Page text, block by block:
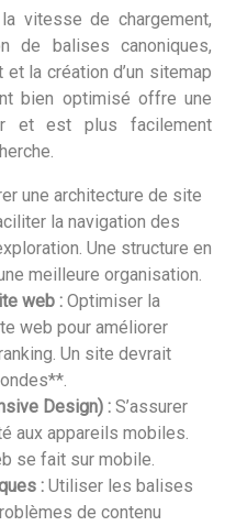
vitesse de chargement,
de balises canoniques,
la création d’un sitemap
bien optimisé offre une
et est plus facilement
une architecture de site
la navigation des
Une structure en
meilleure organisation.
web : Optimiser la
web pour améliorer
Un site devrait
Design) : S’assurer
aux appareils mobiles.
se fait sur mobile.
: Utiliser les balises
de contenu